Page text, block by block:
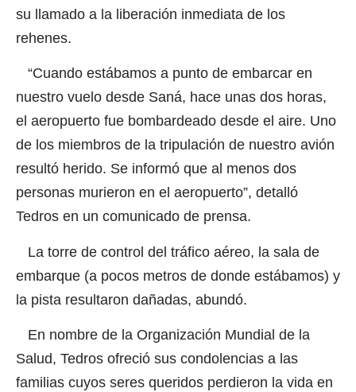
su llamado a la liberación inmediata de los
rehenes.
“Cuando estábamos a punto de embarcar en
nuestro vuelo desde Saná, hace unas dos horas,
el aeropuerto fue bombardeado desde el aire. Uno
de los miembros de la tripulación de nuestro avión
resultó herido. Se informó que al menos dos
personas murieron en el aeropuerto”, detalló
Tedros en un comunicado de prensa.
La torre de control del tráfico aéreo, la sala de
embarque (a pocos metros de donde estábamos) y
la pista resultaron dañadas, abundó.
En nombre de la Organización Mundial de la
Salud, Tedros ofreció sus condolencias a las
familias cuyos seres queridos perdieron la vida en